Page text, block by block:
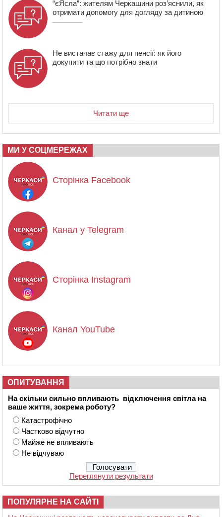
“єЯсла”: жителям Черкащини роз’яснили, як
отримати допомогу для догляду за дитиною
Не вистачає стажу для пенсії: як його
докупити та що потрібно знати
Читати ще
МИ У СОЦМЕРЕЖАХ
Сторінка Facebook
Канал у Telegram
Сторінка Instagram
Канал YouTube
ОПИТУВАННЯ
На скільки сильно впливають відключення світла на
ваше життя, зокрема роботу?
Катастрофічно
Частково відчутно
Майже не впливають
Не відчуваю
Переглянути результати
ПОПУЛЯРНЕ НА САЙТІ